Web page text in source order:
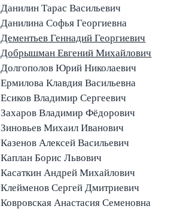
Данилин Тарас Васильевич
Данилина Софья Георгиевна
Дементьев Геннадий Георгиевич
Добрышман Евгений Михайлович
Долгополов Юрий Николаевич
Ермилова Клавдия Васильевна
Есиков Владимир Сергеевич
Захаров Владимир Фёдорович
Зиновьев Михаил Иванович
Казенов Алексей Васильевич
Каплан Борис Львович
Касаткин Андрей Михайлович
Клейменов Сергей Дмитриевич
Ковровская Анастасия Семеновна